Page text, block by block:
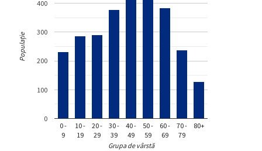
0 -
9
10 -
19
20 -
29
30 -
39
40 -
49
50 -
59
60 -
69
70 -
79
80+
0
100
200
300
400
Grupa de vârstă
Populație